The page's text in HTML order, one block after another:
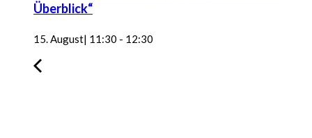
Überblick“
15. August| 11:30 - 12:30